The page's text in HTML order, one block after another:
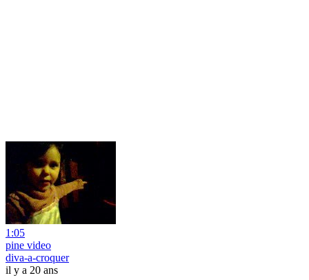
1:05
pine video
diva-a-croquer
il y a 20 ans